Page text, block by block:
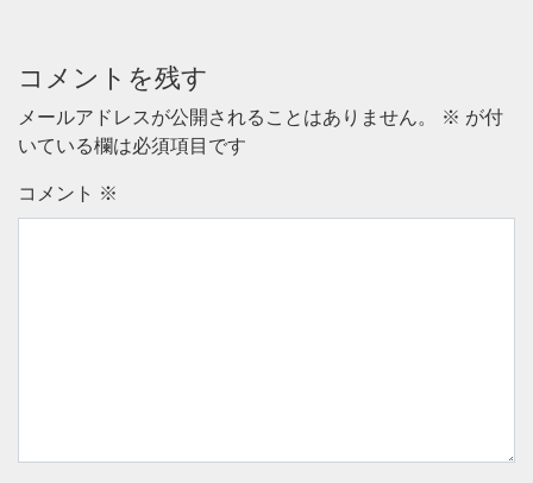
コメントを残す
メールアドレスが公開されることはありません。 ※ が付
いている欄は必須項目です
コメント ※